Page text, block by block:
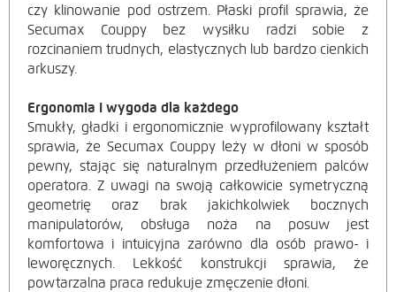
czy klinowanie pod ostrzem. Płaski profil sprawia, że
Secumax Couppy bez wysiłku radzi sobie z
rozcinaniem trudnych, elastycznych lub bardzo cienkich
arkuszy.
Ergonomia i wygoda dla każdego
Smukły, gładki i ergonomicznie wyprofilowany kształt
sprawia, że Secumax Couppy leży w dłoni w sposób
pewny, stając się naturalnym przedłużeniem palców
operatora. Z uwagi na swoją całkowicie symetryczną
geometrię oraz brak jakichkolwiek bocznych
manipulatorów, obsługa noża na posuw jest
komfortowa i intuicyjna zarówno dla osób prawo- i
leworęcznych. Lekkość konstrukcji sprawia, że
powtarzalna praca redukuje zmęczenie dłoni.